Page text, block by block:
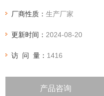
厂商性质：生产厂家
更新时间： 2024-08-20
访 问 量： 1416
产品咨询